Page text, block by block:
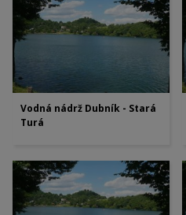
Vodná nádrž Dubník - Stará
Turá